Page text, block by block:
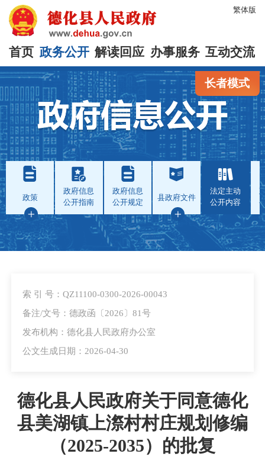
繁体版
首页 政务公开 解读回应 办事服务 互动交流
长者模式
政策
政府信息
公开指南
政府信息
公开规定
县政府文件
法定主动
公开内容
索 引 号：QZ11100-0300-2026-00043
备注/文号：德政函〔2026〕81号
发布机构：德化县人民政府办公室
公文生成日期：2026-04-30
德化县人民政府关于同意德化
县美湖镇上漈村村庄规划修编
（2025-2035）的批复